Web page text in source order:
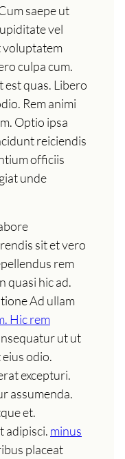
saepe ut
vel
voluptatem
culpa cum.
est quas. Libero
Rem animi
Optio ipsa
reiciendis
officiis
unde
sit et vero
rem
quasi hic ad.
Ad ullam
Hic rem
ut ut
odio.
excepturi.
assumenda.
et.
adipisci. minus
placeat